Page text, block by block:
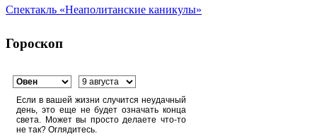
Спектакль «Неаполитанские каникулы»
Гороскоп
Если в вашей жизни случится неудачный
день, это еще не будет означать конца
света. Может вы просто делаете что-то
не так? Оглядитесь.